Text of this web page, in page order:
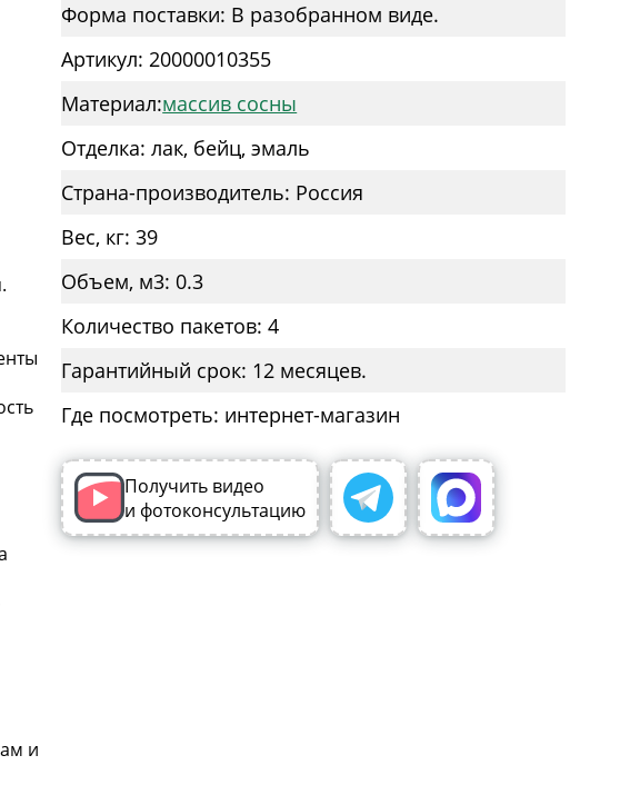
и
Форма поставки: В разобранном виде.
Артикул: 20000010355
Материал:массив сосны
Отделка: лак, бейц, эмаль
Страна-производитель: Россия
Вес, кг: 39
Объем, м3: 0.3
Количество пакетов: 4
Гарантийный срок: 12 месяцев.
Где посмотреть: интернет-магазин
Получить видео
и фотоконсультацию